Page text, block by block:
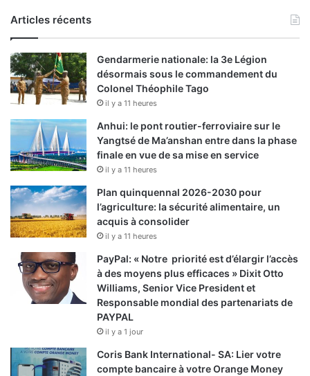
Articles récents
Gendarmerie nationale: la 3e Légion
désormais sous le commandement du
Colonel Théophile Tago
il y a 11 heures
Anhui: le pont routier-ferroviaire sur le
Yangtsé de Ma’anshan entre dans la phase
finale en vue de sa mise en service
il y a 11 heures
Plan quinquennal 2026-2030 pour
l’agriculture: la sécurité alimentaire, un
acquis à consolider
il y a 11 heures
PayPal: « Notre priorité est d’élargir l’accès
à des moyens plus efficaces » Dixit Otto
Williams, Senior Vice President et
Responsable mondial des partenariats de
PAYPAL
il y a 1 jour
Coris Bank International- SA: Lier votre
compte bancaire à votre Orange Money